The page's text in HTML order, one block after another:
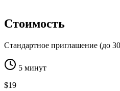
Стоимость
Стандартное приглашение (до
5 минут
$19